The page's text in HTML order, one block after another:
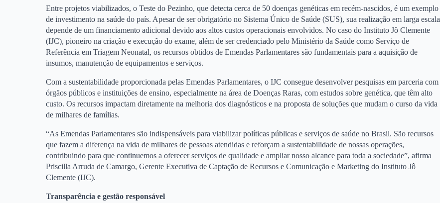
Entre projetos viabilizados, o Teste do Pezinho, que detecta cerca de 50 doenças genéticas em recém-nascidos, é um exemplo
de investimento na saúde do país. Apesar de ser obrigatório no Sistema Único de Saúde (SUS), sua realização em larga escala
depende de um financiamento adicional devido aos altos custos operacionais envolvidos. No caso do Instituto Jô Clemente
(IJC), pioneiro na criação e execução do exame, além de ser credenciado pelo Ministério da Saúde como Serviço de
Referência em Triagem Neonatal, os recursos obtidos de Emendas Parlamentares são fundamentais para a aquisição de
insumos, manutenção de equipamentos e serviços.
Com a sustentabilidade proporcionada pelas Emendas Parlamentares, o IJC consegue desenvolver pesquisas em parceria com
órgãos públicos e instituições de ensino, especialmente na área de Doenças Raras, com estudos sobre genética, que têm alto
custo. Os recursos impactam diretamente na melhoria dos diagnósticos e na proposta de soluções que mudam o curso da vida
de milhares de famílias.
“As Emendas Parlamentares são indispensáveis para viabilizar políticas públicas e serviços de saúde no Brasil. São recursos
que fazem a diferença na vida de milhares de pessoas atendidas e reforçam a sustentabilidade de nossas operações,
contribuindo para que continuemos a oferecer serviços de qualidade e ampliar nosso alcance para toda a sociedade”, afirma
Priscilla Arruda de Camargo, Gerente Executiva de Captação de Recursos e Comunicação e Marketing do Instituto Jô
Clemente (IJC).
Transparência e gestão responsável